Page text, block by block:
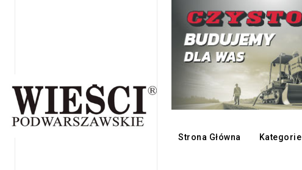
Strona Główna Kategorie